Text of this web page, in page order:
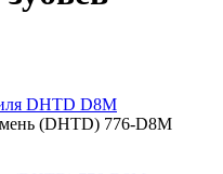
DHTD D8M
(DHTD) 776-D8M